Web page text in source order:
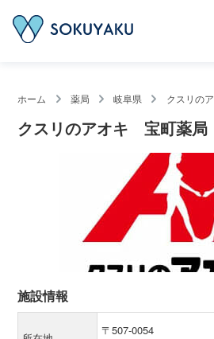
ホーム 薬局 岐阜県 クスリの
クスリのアオキ 宝町薬局
施設情報
〒507-0054